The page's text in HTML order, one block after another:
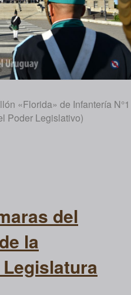
«Florida» de Infantería N°1
Poder Legislativo)
del
la